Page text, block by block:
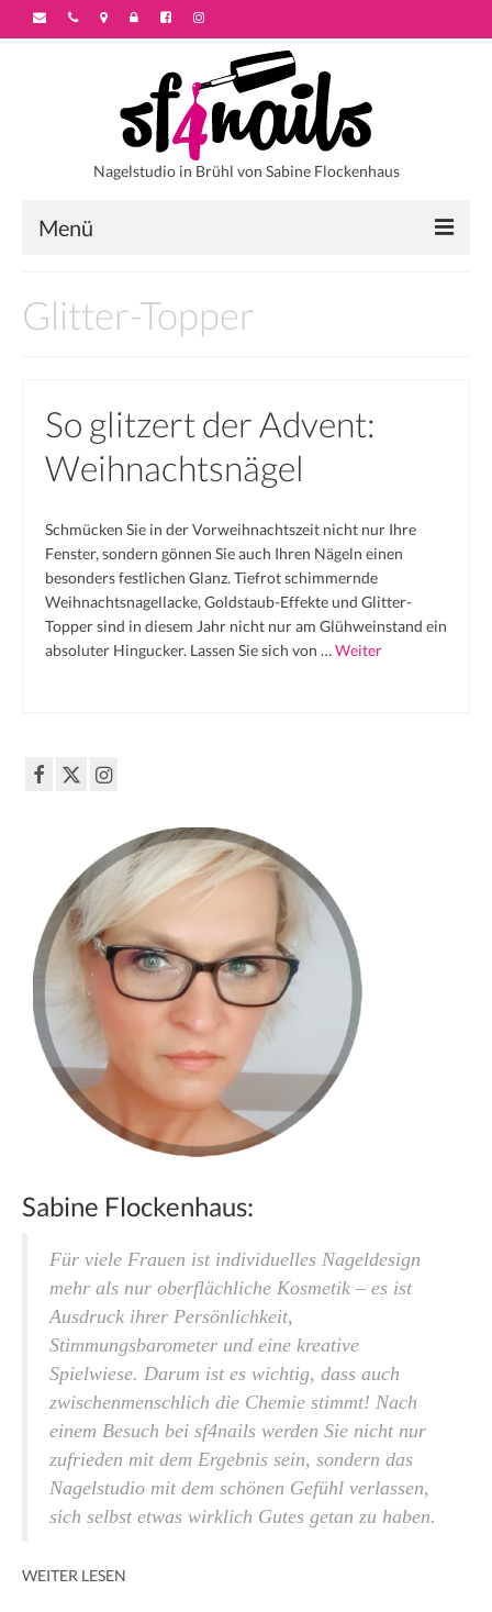
Nagelstudio in Brühl von Sabine Flockenhaus
Menü
Über sf4nails
Motivstyles
Colorstyles
Black & White
XXL-Styles
Produkt-Test
Impressum
Glitter-Topper
So glitzert der Advent:
Weihnachtsnägel
Schmücken Sie in der Vorweihnachtszeit nicht nur Ihre
Fenster, sondern gönnen Sie auch Ihren Nägeln einen
besonders festlichen Glanz. Tiefrot schimmernde
Weihnachtsnagellacke, Goldstaub-Effekte und Glitter-
Topper sind in diesem Jahr nicht nur am Glühweinstand ein
absoluter Hingucker. Lassen Sie sich von …Weiter
Sabine Flockenhaus:
Für viele Frauen ist individuelles Nageldesign
mehr als nur oberflächliche Kosmetik – es ist
Ausdruck ihrer Persönlichkeit,
Stimmungsbarometer und eine kreative
Spielwiese. Darum ist es wichtig, dass auch
zwischen­menschlich die Chemie stimmt! Nach
einem Besuch bei sf4nails werden Sie nicht nur
zufrieden mit dem Ergebnis sein, sondern das
Nagelstudio mit dem schönen Gefühl verlassen,
sich selbst etwas wirklich Gutes getan zu haben.
WEITER LESEN